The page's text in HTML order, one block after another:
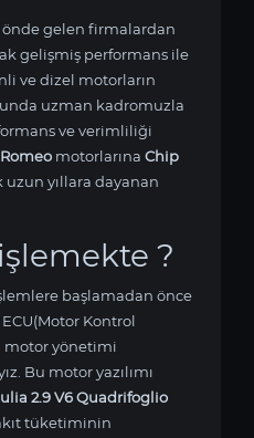
önde gelen firmalardan
gelişmiş performans ile
ve dizel motorların
uzman kadromuzla
ve verimliliği
motorlarına Chip
uzun yıllara dayanan
?
başlamadan önce
Kontrol
motor yönetimi
Bu motor yazılımı
2.9 V6 Quadrifoglio
tüketiminin